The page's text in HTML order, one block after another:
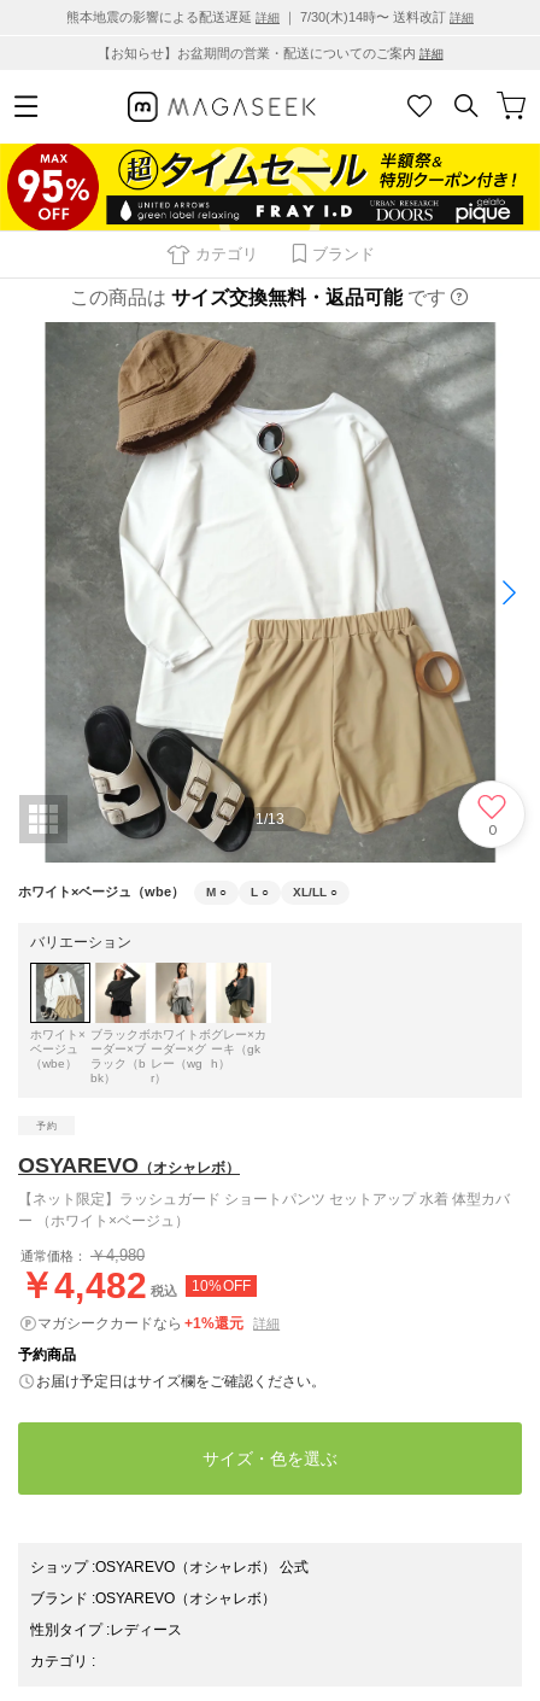
熊本地震の影響による配送遅延 詳細 ｜ 7/30(木)14時〜 送料改訂 詳細
【お知らせ】お盆期間の営業・配送についてのご案内 詳細
カテゴリ ブランド
この商品は サイズ交換無料・返品可能 です
1/13
0
ホワイト×ベージュ（wbe） M ○ L ○ XL/LL ○
バリエーション
ホワイト×
ベージュ
（wbe）
ブラックボ
ーダー×ブ
ラック（b
bk）
ホワイトボ
ーダー×グ
レー（wg
r）
グレー×カ
ーキ（gk
h）
OSYAREVO （オシャレボ）
【ネット限定】ラッシュガード ショートパンツ セットアップ 水着 体型カバ
ー （ホワイト×ベージュ）
通常価格： ￥4,980
￥4,482 税込 10%OFF
マガシークカードなら +1%還元 詳細
予約商品
お届け予定日はサイズ欄をご確認ください。
サイズ・色を選ぶ
ショップ:OSYAREVO（オシャレボ） 公式
ブランド :OSYAREVO （オシャレボ）
性別タイプ:レディース
カテゴリ :